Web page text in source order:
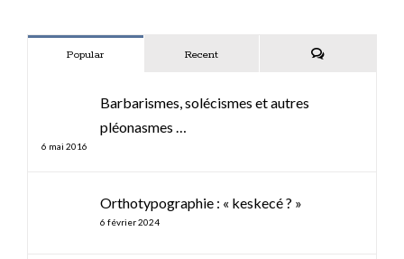
Popular Recent
Barbarismes, solécismes et autres
pléonasmes …
6 mai 2016
Orthotypographie : « keskecé ? »
6 février 2024